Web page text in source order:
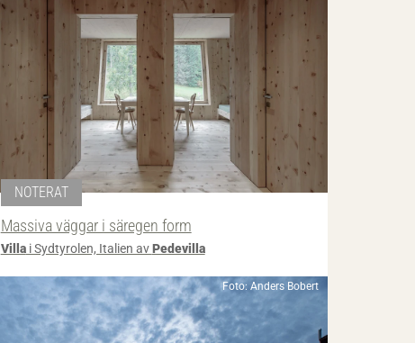
NOTERAT
Massiva väggar i säregen form
Villai Sydtyrolen, Italien avPedevilla
Foto: Anders Bobert